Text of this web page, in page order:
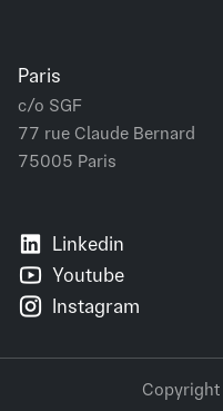
Paris
c/o SGF
77 rue Claude Bernard
75005 Paris
Linkedin
Youtube
Instagram